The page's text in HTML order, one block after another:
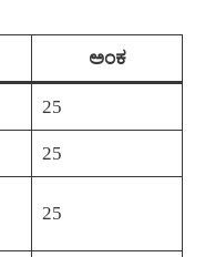
ಅಂಕ
25
25
25